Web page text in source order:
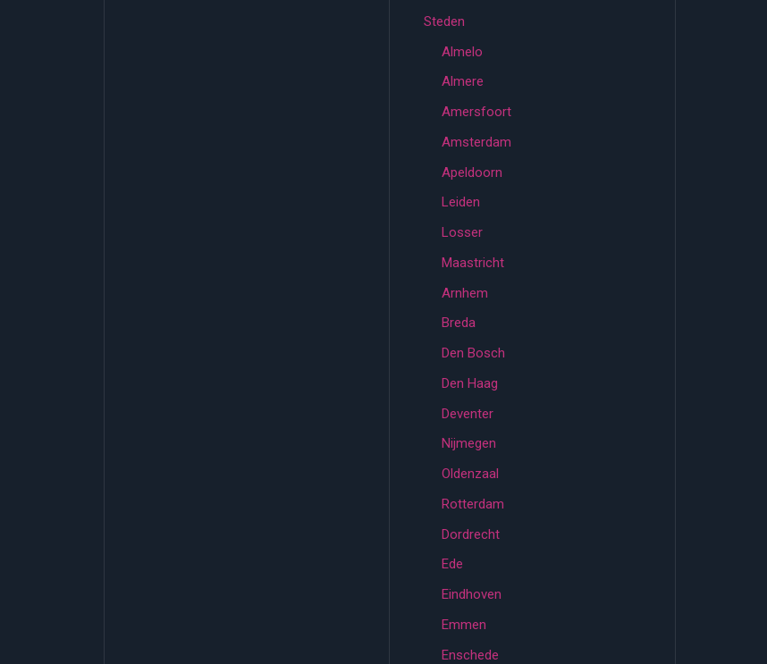
Steden
Almelo
Almere
Amersfoort
Amsterdam
Apeldoorn
Leiden
Losser
Maastricht
Arnhem
Breda
Den Bosch
Den Haag
Deventer
Nijmegen
Oldenzaal
Rotterdam
Dordrecht
Ede
Eindhoven
Emmen
Enschede